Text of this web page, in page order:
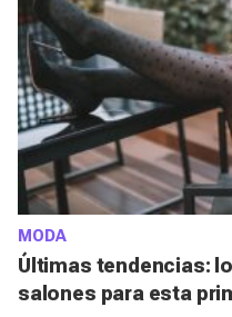
MODA
Últimas tendencias:
salones para esta